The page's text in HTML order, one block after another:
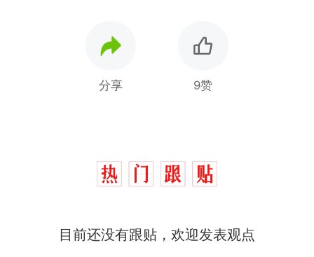
分享 9赞
目前还没有跟贴，欢迎发表观点